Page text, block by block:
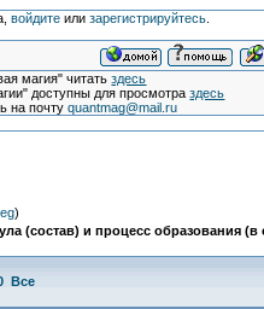
войдитеили зарегистрируйтесь.
магия" читатьздесь
доступны для просмотраздесь
на почтуquantmag@mail.ru
)
(состав) и процесс образования (в
Все